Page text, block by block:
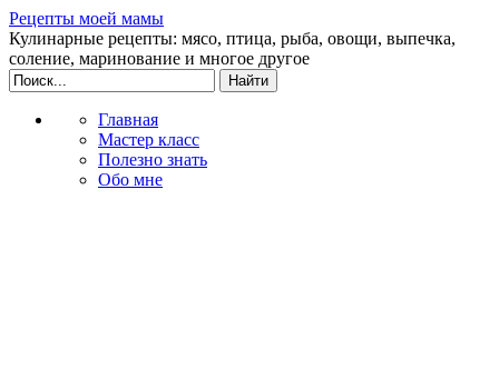
Рецепты моей мамы
Кулинарные рецепты: мясо, птица, рыба, овощи, выпечка,
соление, маринование и многое другое
Главная
Мастер класс
Полезно знать
Обо мне